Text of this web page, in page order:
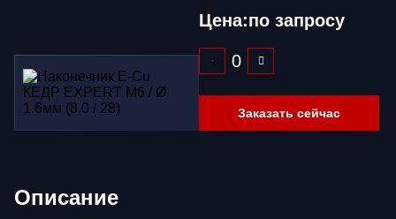
Цена:по запросу
Заказать сейчас
Описание